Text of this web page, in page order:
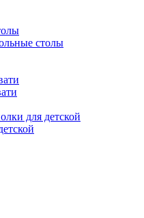
столы
для детской